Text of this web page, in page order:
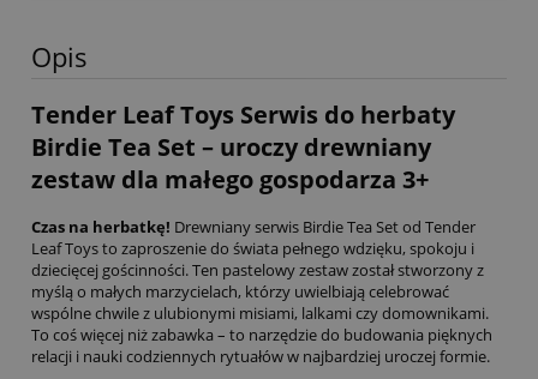
Opis
Tender Leaf Toys Serwis do herbaty
Birdie Tea Set – uroczy drewniany
zestaw dla małego gospodarza 3+
Czas na herbatkę! Drewniany serwis Birdie Tea Set od Tender
Leaf Toys to zaproszenie do świata pełnego wdzięku, spokoju i
dziecięcej gościnności. Ten pastelowy zestaw został stworzony z
myślą o małych marzycielach, którzy uwielbiają celebrować
wspólne chwile z ulubionymi misiami, lalkami czy domownikami.
To coś więcej niż zabawka – to narzędzie do budowania pięknych
relacji i nauki codziennych rytuałów w najbardziej uroczej formie.